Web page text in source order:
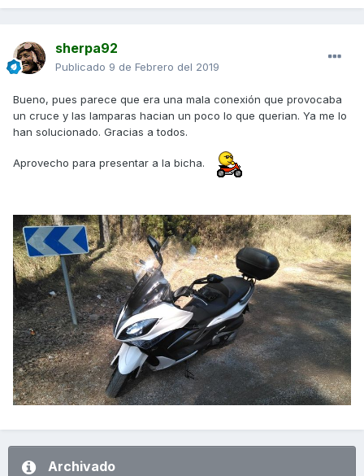
sherpa92
Publicado 9 de Febrero del 2019
Bueno, pues parece que era una mala conexión que provocaba
un cruce y las lamparas hacian un poco lo que querian. Ya me lo
han solucionado. Gracias a todos.
Aprovecho para presentar a la bicha.
Archivado